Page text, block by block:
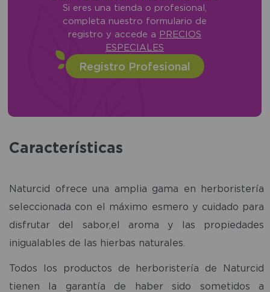
Si eres una tienda o profesional,
completa nuestro formulario de
registro y accede a PRECIOS
ESPECIALES
Registro Profesional
Características
Naturcid ofrece una amplia gama en herboristería
seleccionada con el máximo esmero y cuidado para
disfrutar del sabor,el aroma y las propiedades
inigualables de las hierbas naturales.
Todos los productos de herboristería de Naturcid
tienen la garantía de haber sido sometidos a